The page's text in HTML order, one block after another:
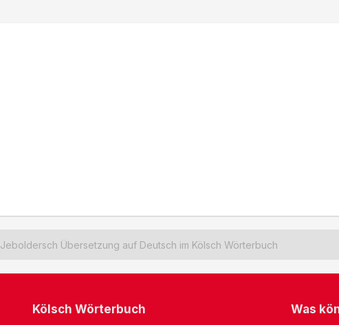
Jeboldersch Übersetzung auf Deutsch im Kölsch Wörterbuch
Kölsch Wörterbuch Was